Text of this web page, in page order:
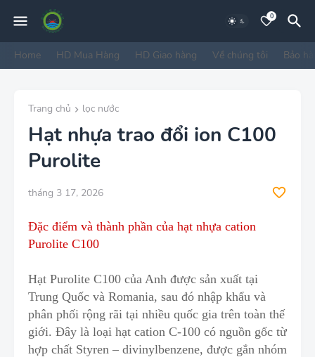
0
Home HD Mua Hàng HD Giao hàng Về chúng tôi Bảo
Trang chủ lọc nước
Hạt nhựa trao đổi ion C100
Purolite
tháng 3 17, 2026
Đặc điểm và thành phần của hạt nhựa cation
Purolite C100
Hạt Purolite C100 của Anh được sản xuất tại
Trung Quốc và Romania, sau đó nhập khẩu và
phân phối rộng rãi tại nhiều quốc gia trên toàn thế
giới. Đây là loại hạt cation C-100 có nguồn gốc từ
hợp chất Styren – divinylbenzene, được gắn nhóm